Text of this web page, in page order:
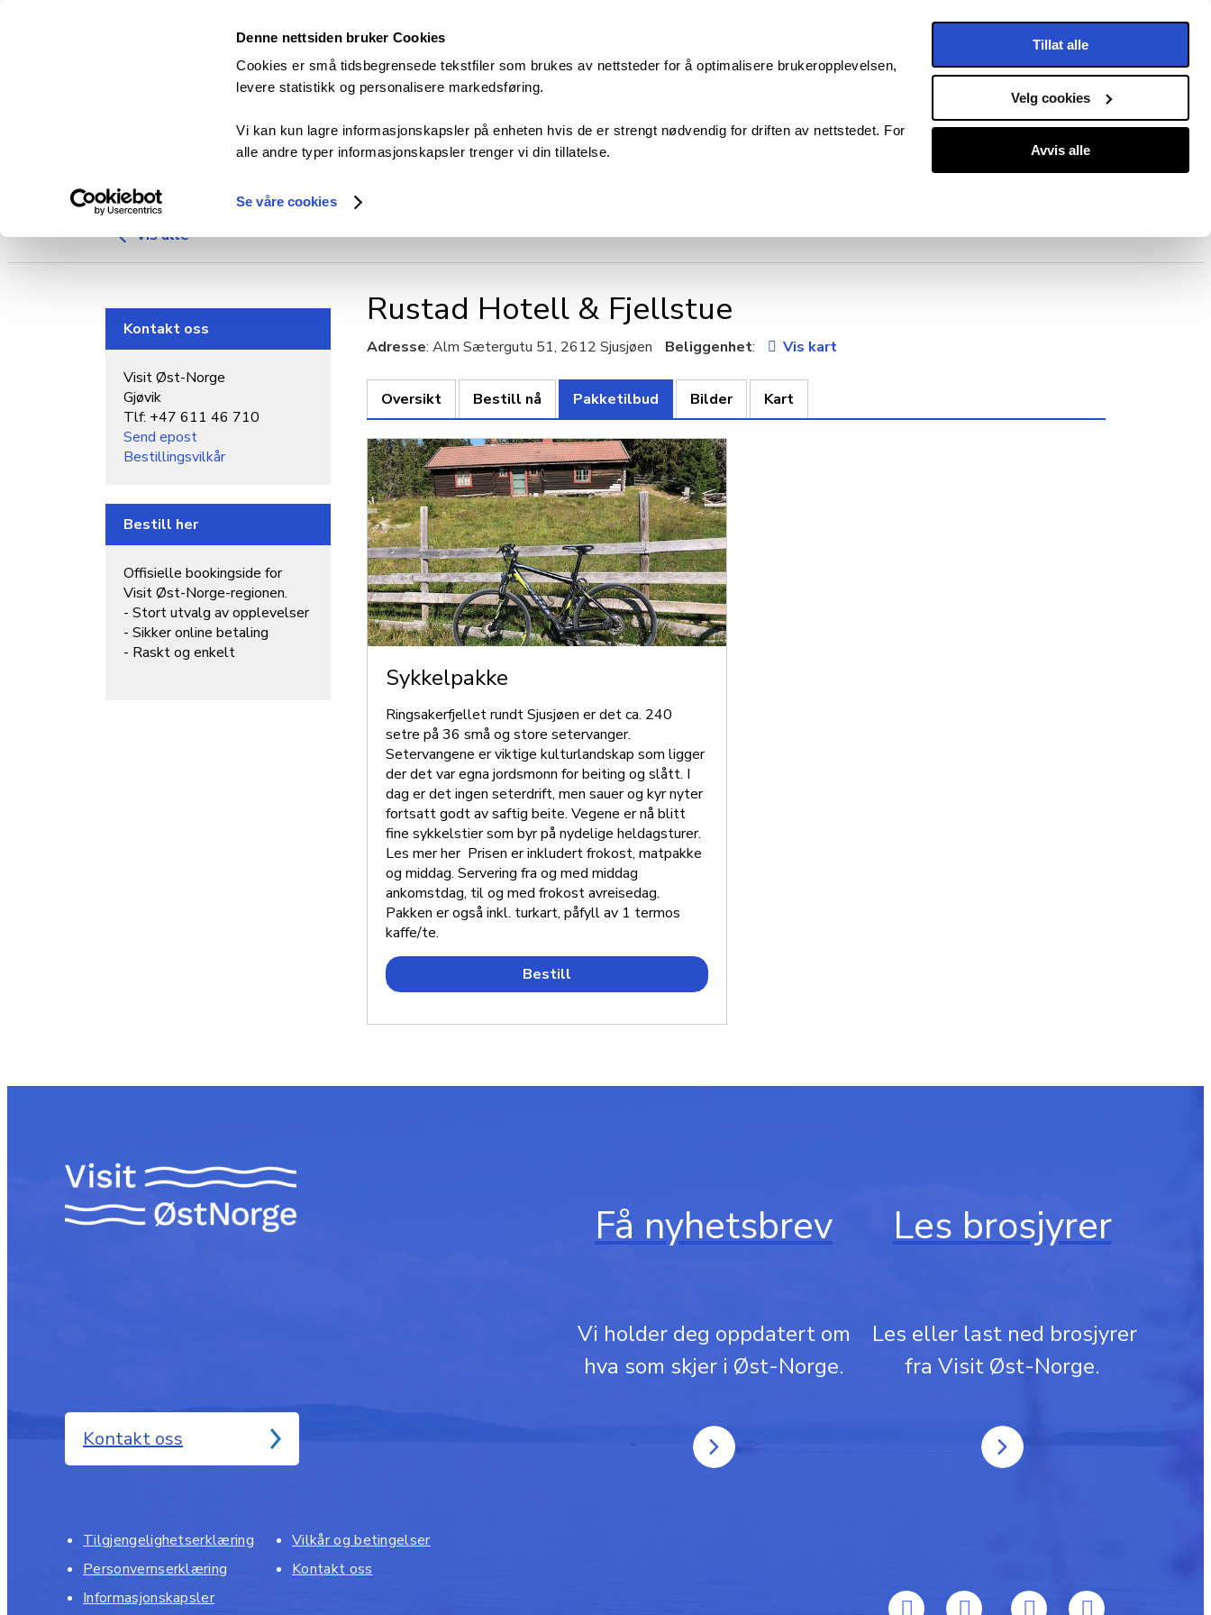
Denne nettsiden bruker Cookies
Cookies er små tidsbegrensede tekstfiler som brukes av nettsteder for å optimalisere brukeropplevelsen,
levere statistikk og personalisere markedsføring.
Vi kan kun lagre informasjonskapsler på enheten hvis de er strengt nødvendig for driften av nettstedet. For
alle andre typer informasjonskapsler trenger vi din tillatelse.
Se våre cookies
Tillat alle
Velg cookies
Avvis alle
Overnatting Handlekurv
Vis alle
Rustad Hotell & Fjellstue
Adresse: Alm Sætergutu 51, 2612 Sjusjøen Beliggenhet: Vis kart
Oversikt Bestill nå Pakketilbud Bilder Kart
Sykkelpakke
Ringsakerfjellet rundt Sjusjøen er det ca. 240
setre på 36 små og store setervanger.
Setervangene er viktige kulturlandskap som ligger
der det var egna jordsmonn for beiting og slått. I
dag er det ingen seterdrift, men sauer og kyr nyter
fortsatt godt av saftig beite. Vegene er nå blitt
fine sykkelstier som byr på nydelige heldagsturer.
Les mer her Prisen er inkludert frokost, matpakke
og middag. Servering fra og med middag
ankomstdag, til og med frokost avreisedag.
Pakken er også inkl. turkart, påfyll av 1 termos
kaffe/te.
Kontakt oss
Visit Øst-Norge
Gjøvik
Tlf: +47 611 46 710
Send epost
Bestillingsvilkår
Bestill her
Offisielle bookingside for
Visit Øst-Norge-regionen.
- Stort utvalg av opplevelser
- Sikker online betaling
- Raskt og enkelt
Få nyhetsbrev
Vi holder deg oppdatert om
hva som skjer i Øst-Norge.
Les brosjyrer
‎ Les eller last ned brosjyrer
fra Visit Øst-Norge.
Kontakt oss
Tilgjengelighetserklæring
Vilkår og betingelser
Personvernserklæring
Kontakt oss
Informasjonskapsler